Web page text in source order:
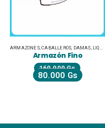
ARMAZONES,CABALLEROS DAMAS LIQUIDACIÓN
Armazón Fino
160.000Gs
80.000 Gs